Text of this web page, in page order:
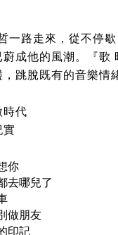
路走來，從不停歇
蔚成他的風潮。『歌
，跳脫既有的音樂情
時代
實
你
去哪兒了
做朋友
印記